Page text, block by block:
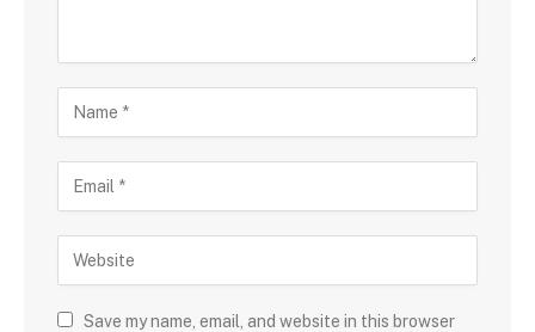
Save my name, email, and website in this browser